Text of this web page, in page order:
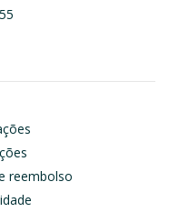
reembolso